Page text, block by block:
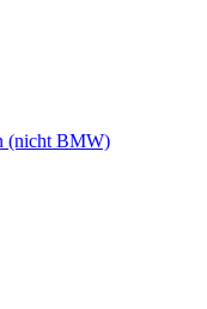
(nicht BMW)